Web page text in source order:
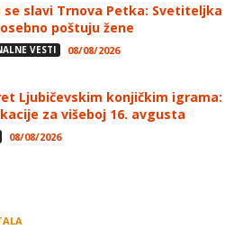
se slavi Trnova Petka: Svetiteljka
poštuju žene
VESTI 08/08/2026
Ljubičevskim konjičkim igrama:
za višeboj 16. avgusta
08/08/2026